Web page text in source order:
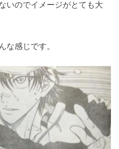
いのでイメージがとても大
な感じです。